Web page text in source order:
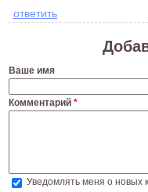
ответить
Ваше имя
Комментарий *
Уведомлять меня о новых